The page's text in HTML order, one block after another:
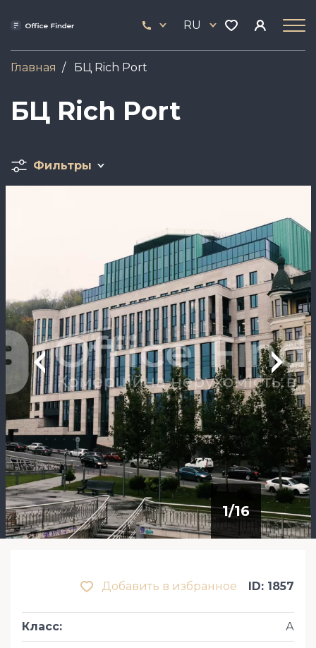
содержанию
444
17
RU
Главная БЦ Rich Port
БЦ Rich Port
Фильтры
1/16
Добавить в избранное ID: 1857
Класс: А